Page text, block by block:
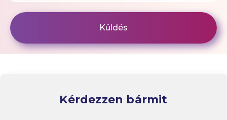
Kérdezzen bármit